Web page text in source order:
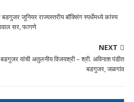
जूनियर राज्यस्तरीय बॉक्सिंग स्पर्धेमध्ये कांस्य
सर, फागणे
NEXT
यांची अतुलनीय विजयश्री – श्री. अविनाश पंडीत
बडगुजर, जळगांव